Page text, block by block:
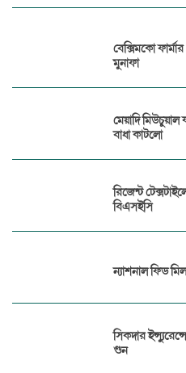
বেক্সিমকো
মুনাফা
মেয়াদি
বাধা কাটলো
রিজেন্ট
বিএসইসি
ন্যাশনাল ফিড
সিকদার
গুন